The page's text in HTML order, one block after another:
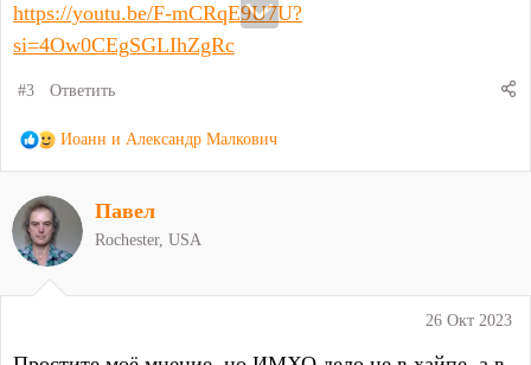
https://youtu.be/F-mCRqE9U7U?
si=4Ow0CEgSGLIhZgRc
#3 Ответить
Р
и
Иоанн и Александр Малкович
26 Окт 2023
Павел
Rochester, USA